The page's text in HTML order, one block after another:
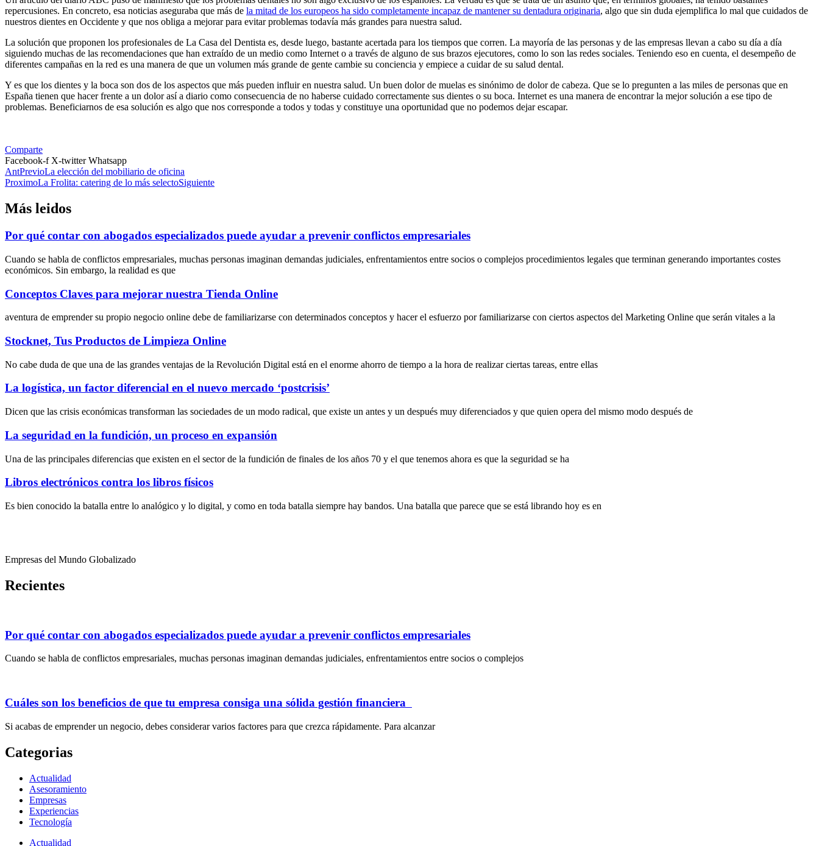
repercusiones. En concreto, esa noticias aseguraba que más de la mitad de los europeos ha sido completamente incapaz de mantener su dentadura originaria, algo que sin duda ejemplifica lo mal que cuidados de
nuestros dientes en Occidente y que nos obliga a mejorar para evitar problemas todavía más grandes para nuestra salud.
La solución que proponen los profesionales de La Casa del Dentista es, desde luego, bastante acertada para los tiempos que corren. La mayoría de las personas y de las empresas llevan a cabo su día a día
siguiendo muchas de las recomendaciones que han extraído de un medio como Internet o a través de alguno de sus brazos ejecutores, como lo son las redes sociales. Teniendo eso en cuenta, el desempeño de
diferentes campañas en la red es una manera de que un volumen más grande de gente cambie su conciencia y empiece a cuidar de su salud dental.
Y es que los dientes y la boca son dos de los aspectos que más pueden influir en nuestra salud. Un buen dolor de muelas es sinónimo de dolor de cabeza. Que se lo pregunten a las miles de personas que en
España tienen que hacer frente a un dolor así a diario como consecuencia de no haberse cuidado correctamente sus dientes o su boca. Internet es una manera de encontrar la mejor solución a ese tipo de
problemas. Beneficiarnos de esa solución es algo que nos corresponde a todos y todas y constituye una oportunidad que no podemos dejar escapar.
Comparte
Facebook-f X-twitter Whatsapp
AntPrevioLa elección del mobiliario de oficina
ProximoLa Frolita: catering de lo más selectoSiguiente
Más leidos
Por qué contar con abogados especializados puede ayudar a prevenir conflictos empresariales
Cuando se habla de conflictos empresariales, muchas personas imaginan demandas judiciales, enfrentamientos entre socios o complejos procedimientos legales que terminan generando importantes costes
económicos. Sin embargo, la realidad es que
Conceptos Claves para mejorar nuestra Tienda Online
aventura de emprender su propio negocio online debe de familiarizarse con determinados conceptos y hacer el esfuerzo por familiarizarse con ciertos aspectos del Marketing Online que serán vitales a la
Stocknet, Tus Productos de Limpieza Online
No cabe duda de que una de las grandes ventajas de la Revolución Digital está en el enorme ahorro de tiempo a la hora de realizar ciertas tareas, entre ellas
La logística, un factor diferencial en el nuevo mercado ‘postcrisis’
Dicen que las crisis económicas transforman las sociedades de un modo radical, que existe un antes y un después muy diferenciados y que quien opera del mismo modo después de
La seguridad en la fundición, un proceso en expansión
Una de las principales diferencias que existen en el sector de la fundición de finales de los años 70 y el que tenemos ahora es que la seguridad se ha
Libros electrónicos contra los libros físicos
Es bien conocido la batalla entre lo analógico y lo digital, y como en toda batalla siempre hay bandos. Una batalla que parece que se está librando hoy es en
Empresas del Mundo Globalizado
Recientes
Por qué contar con abogados especializados puede ayudar a prevenir conflictos empresariales
Cuando se habla de conflictos empresariales, muchas personas imaginan demandas judiciales, enfrentamientos entre socios o complejos
Cuáles son los beneficios de que tu empresa consiga una sólida gestión financiera
Si acabas de emprender un negocio, debes considerar varios factores para que crezca rápidamente. Para alcanzar
Categorias
Actualidad
Asesoramiento
Empresas
Experiencias
Tecnología
Actualidad